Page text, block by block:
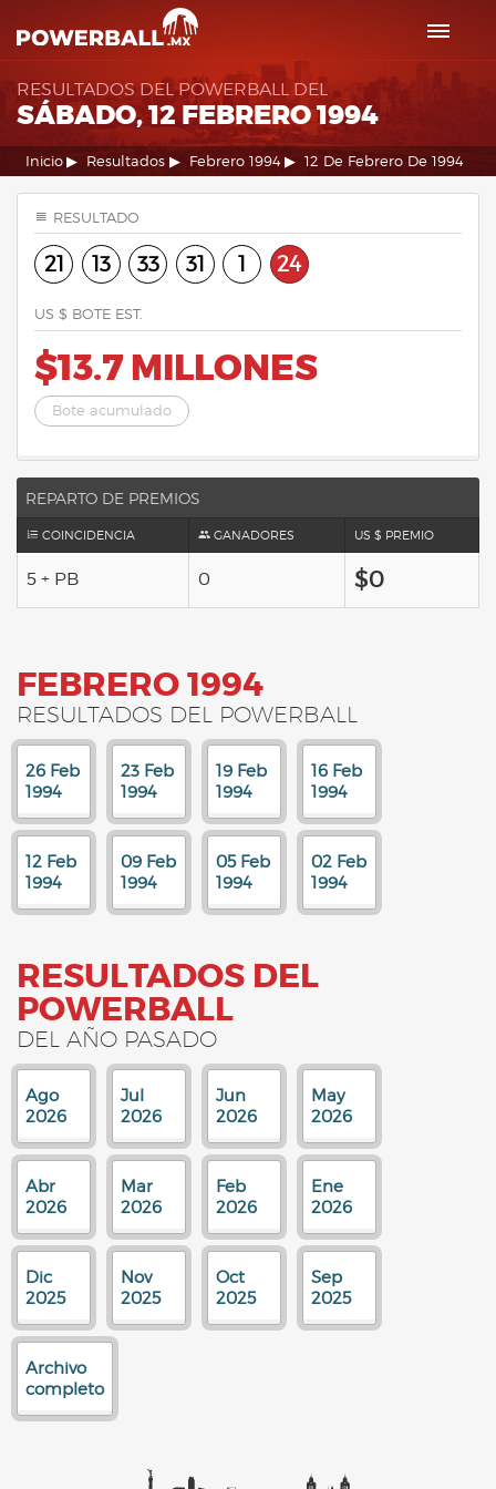
RESULTADOS DEL POWERBALL DEL
SÁBADO, 12 FEBRERO 1994
Inicio Resultados Febrero 1994 12 De Febrero De 1994
RESULTADO
21 13 33 31 1 24
US $ BOTE EST.
$13.7 MILLONES
Bote acumulado
REPARTO DE PREMIOS
COINCIDENCIA GANADORES US $ PREMIO
5 + PB 0 $0
FEBRERO 1994
RESULTADOS DEL POWERBALL
26 Feb
1994
23 Feb
1994
19 Feb
1994
16 Feb
1994
12 Feb
1994
09 Feb
1994
05 Feb
1994
02 Feb
1994
RESULTADOS DEL
POWERBALL
DEL AÑO PASADO
Ago
2026
Jul
2026
Jun
2026
May
2026
Abr
2026
Mar
2026
Feb
2026
Ene
2026
Dic
2025
Nov
2025
Oct
2025
Sep
2025
Archivo
completo